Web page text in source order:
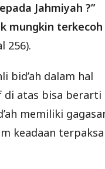
Jahmiyah ?”
mungkin terkecoh
256).
bid’ah dalam hal
di atas bisa berarti
memiliki
keadaan terpaksa